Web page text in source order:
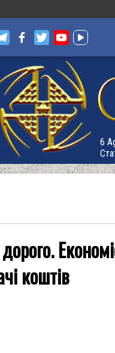
6
коштів